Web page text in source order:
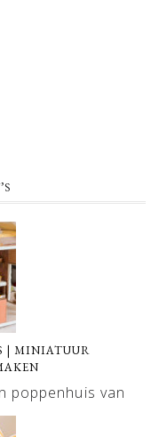
| MINIATUUR
poppenhuis van